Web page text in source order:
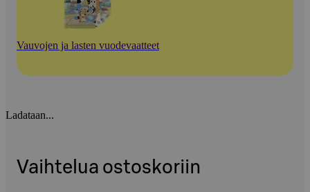
Vauvojen ja lasten vuodevaatteet
Ladataan...
Vaihtelua ostoskoriin